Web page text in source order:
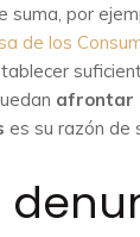
suma, por
de los
afrontar
es su razón de